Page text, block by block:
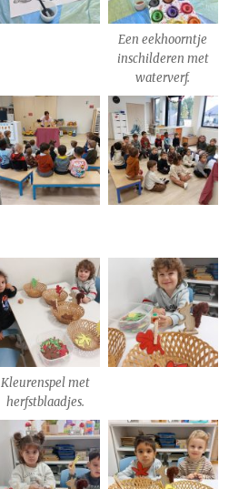
Een eekhoorntje
inschilderen met
waterverf.
Kleurenspel met
herfstblaadjes.